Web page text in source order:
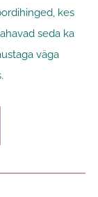
kes
seda ka
väga